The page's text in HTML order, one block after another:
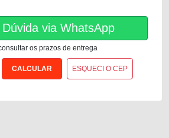
via WhatsApp
os prazos de entrega
ESQUECI O CEP